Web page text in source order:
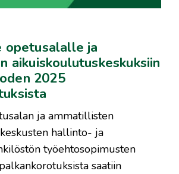
opetusalalle ja
aikuiskoulutuskeskuksiin
2025
ja ammatillisten
hallinto- ja
työehtosopimusten
saatiin